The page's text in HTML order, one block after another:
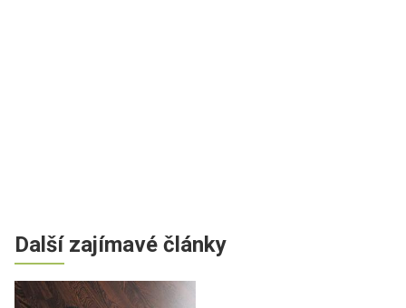
Další zajímavé články